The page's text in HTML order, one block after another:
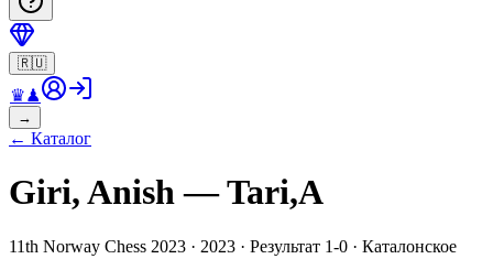
🇷🇺
♛♟
→
← Каталог
Giri, Anish — Tari,A
11th Norway Chess 2023 · 2023 · Результат 1-0 · Каталонское